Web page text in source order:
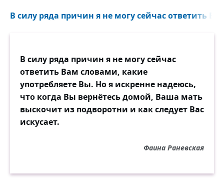
В силу ряда причин я не могу сейчас ответить
В силу ряда причин я не могу сейчас
ответить Вам словами, какие
употребляете Вы. Но я искренне надеюсь,
что когда Вы вернётесь домой, Ваша мать
выскочит из подворотни и как следует Вас
искусает.
Фаина Раневская